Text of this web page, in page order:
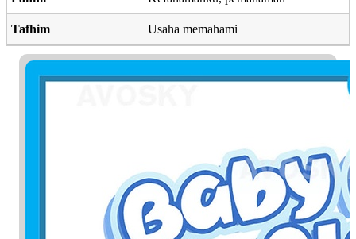
Tafhim Usaha memahami